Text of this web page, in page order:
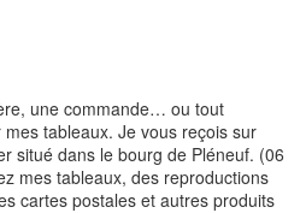
une commande… ou tout
tableaux. Je vous reçois sur
situé dans le bourg de Pléneuf. (06
mes tableaux, des reproductions
cartes postales et autres produits